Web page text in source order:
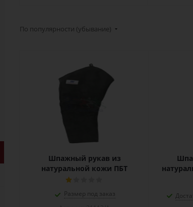
По популярности (убывание)
Шпажный рукав из
натуральной кожи ПБТ
Размер под заказ